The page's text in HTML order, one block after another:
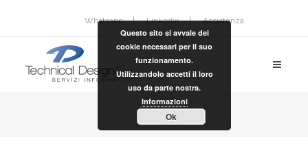
Whatsapp Linkedin Assistenza
Questo sito si avvale dei
cookie necessari per il suo
funzionamento.
Utilizzandolo accetti il loro
uso da parte nostra.
Informazioni
Ok